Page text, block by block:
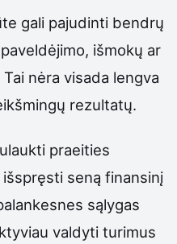
gali pajudinti bendrų
išmokų ar
nėra visada lengva
rezultatų.
praeities
seną finansinį
sąlygas
valdyti turimus